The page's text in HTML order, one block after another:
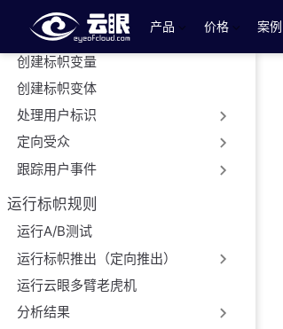
跳至主要內容
产品
价格 案例
创建灰度标帜
创建标帜变量
创建标帜变体
处理用户标识
定向受众
跟踪用户事件
运行标帜规则
运行A/B测试
运行标帜推出（定向推出）
运行云眼多臂老虎机
分析结果